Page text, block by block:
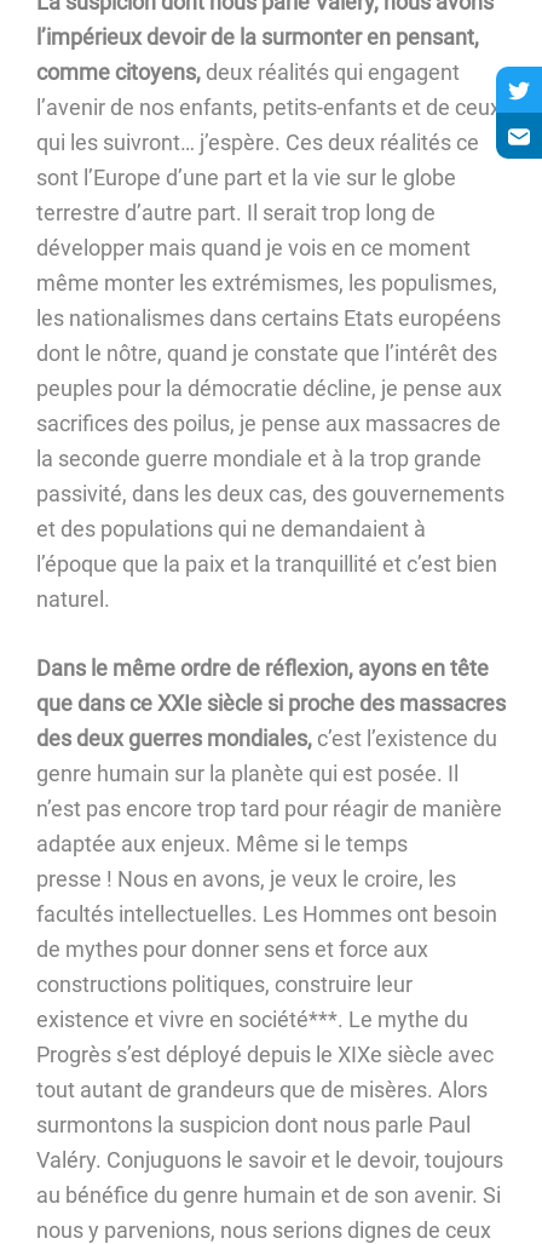
l’impérieux devoir de la surmonter en pensant,
comme citoyens, deux réalités qui engagent
l’avenir de nos enfants, petits-enfants et de ceux
qui les suivront… j’espère. Ces deux réalités ce
sont l’Europe d’une part et la vie sur le globe
terrestre d’autre part. Il serait trop long de
développer mais quand je vois en ce moment
même monter les extrémismes, les populismes,
les nationalismes dans certains Etats européens
dont le nôtre, quand je constate que l’intérêt des
peuples pour la démocratie décline, je pense aux
sacrifices des poilus, je pense aux massacres de
la seconde guerre mondiale et à la trop grande
passivité, dans les deux cas, des gouvernements
et des populations qui ne demandaient à
l’époque que la paix et la tranquillité et c’est bien
naturel.
Dans le même ordre de réflexion, ayons en tête
que dans ce XXIe siècle si proche des massacres
des deux guerres mondiales, c’est l’existence du
genre humain sur la planète qui est posée. Il
n’est pas encore trop tard pour réagir de manière
adaptée aux enjeux. Même si le temps
presse ! Nous en avons, je veux le croire, les
facultés intellectuelles. Les Hommes ont besoin
de mythes pour donner sens et force aux
constructions politiques, construire leur
existence et vivre en société***. Le mythe du
Progrès s’est déployé depuis le XIXe siècle avec
tout autant de grandeurs que de misères. Alors
surmontons la suspicion dont nous parle Paul
Valéry. Conjuguons le savoir et le devoir, toujours
au bénéfice du genre humain et de son avenir. Si
nous y parvenions, nous serions dignes de ceux